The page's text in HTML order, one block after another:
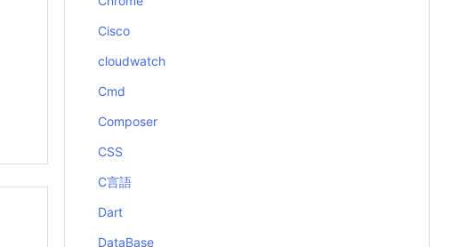
Cisco
cloudwatch
Cmd
Composer
CSS
C言語
Dart
DataBase